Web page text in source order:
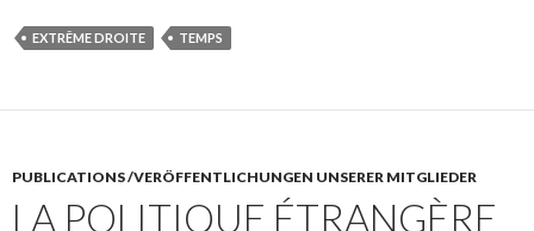
EXTRÊME DROITE TEMPS
PUBLICATIONS /VERÖFFENTLICHUNGEN UNSERER MITGLIEDER
LA POLITIQUE ÉTRANGÈRE